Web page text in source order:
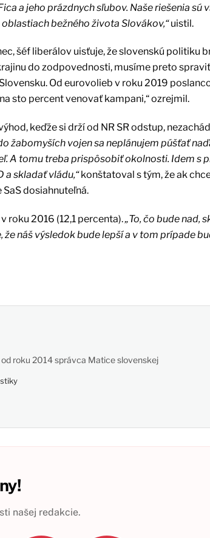
a jeho prázdnych sľubov. Naše riešenia sú
bežného života Slovákov,“uistil.
šéf liberálov uisťuje, že slovenskú politiku
do zodpovednosti, musíme preto
Od eurovolieb v roku 2019
sto percent venovať kampani,“ ozrejmil.
keďže si drží od NR SR odstup,
žabomyších vojen sa neplánujem púšťať
A tomu treba prispôsobiť okolnosti. Idem s
a skladať vládu,“konštatoval s tým, že ak
dosiahnuteľná.
roku 2016 (12,1 percenta).„To, čo bude nad,
náš výsledok bude lepší a v tom prípade
roku 2014 správca Matice slovenskej
našej redakcie.